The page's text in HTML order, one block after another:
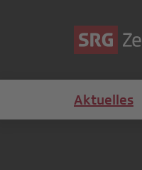
Aktuelles